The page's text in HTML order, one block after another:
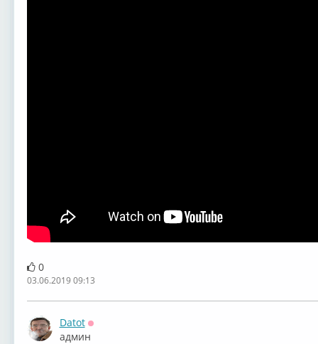
0
03.06.2019 09:13
Datot
Оффлайн
админ